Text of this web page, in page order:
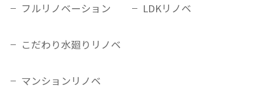
フルリノベーション LDKリノベ
こだわり水廻りリノベ
マンションリノベ